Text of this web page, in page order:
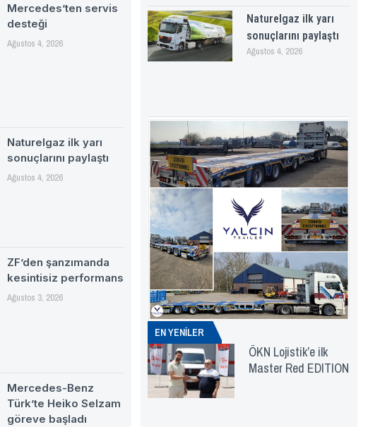
Mercedes’ten servis
desteği
Ağustos 4, 2026
Naturelgaz ilk yarı
sonuçlarını paylaştı
Ağustos 4, 2026
ZF’den şanzımanda
kesintisiz performans
Ağustos 3, 2026
Mercedes-Benz
Türk’te Heiko Selzam
göreve başladı
Naturelgaz ilk yarı
sonuçlarını paylaştı
Ağustos 4, 2026
EN YENİLER
ÖKN Lojistik’e ilk
Master Red EDITION